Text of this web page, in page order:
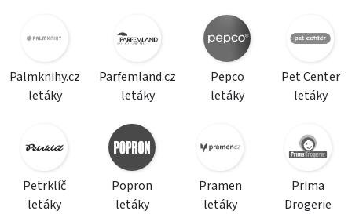
Palmknihy.cz
letáky
Parfemland.cz
letáky
Pepco
letáky
Pet Center
letáky
Petrklíč
letáky
Popron
letáky
Pramen
letáky
Prima
Drogerie